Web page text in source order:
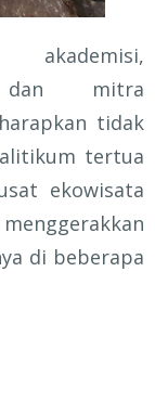
dan mitra
tidak
tertua
ekowisata
di beberapa